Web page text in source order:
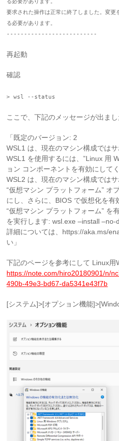
要求された操作は正常に終了しました。変
る必要があります。
--------------------------
再起動
確認
> wsl --status
ここで、下記のメッセージが出まし
「既定のバージョン: 2
WSL1 は、現在のマシン構成ではサ
WSL1 を使用するには、”Linux 用
ョン コンポーネントを有効にして
WSL2 は、現在のマシン構成ではサ
“仮想マシン プラットフォーム” オ
にし、さらに、BIOS で仮想化を有
“仮想マシン プラットフォーム” を
を実行します: wsl.exe –install –no-
詳細については、https://aka.ms/
い」
下記のページを参考にして Linux
https://note.com/hiro20180901/n/
490b-49e3-bd67-da5341e43f7b
[システム]>[オプション機能